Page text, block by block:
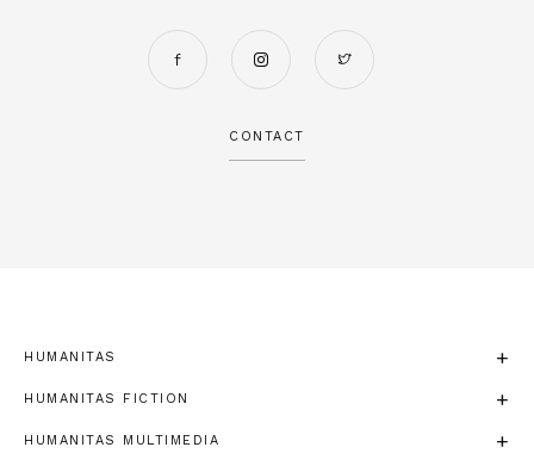
CONTACT
HUMANITAS
HUMANITAS FICTION
HUMANITAS MULTIMEDIA